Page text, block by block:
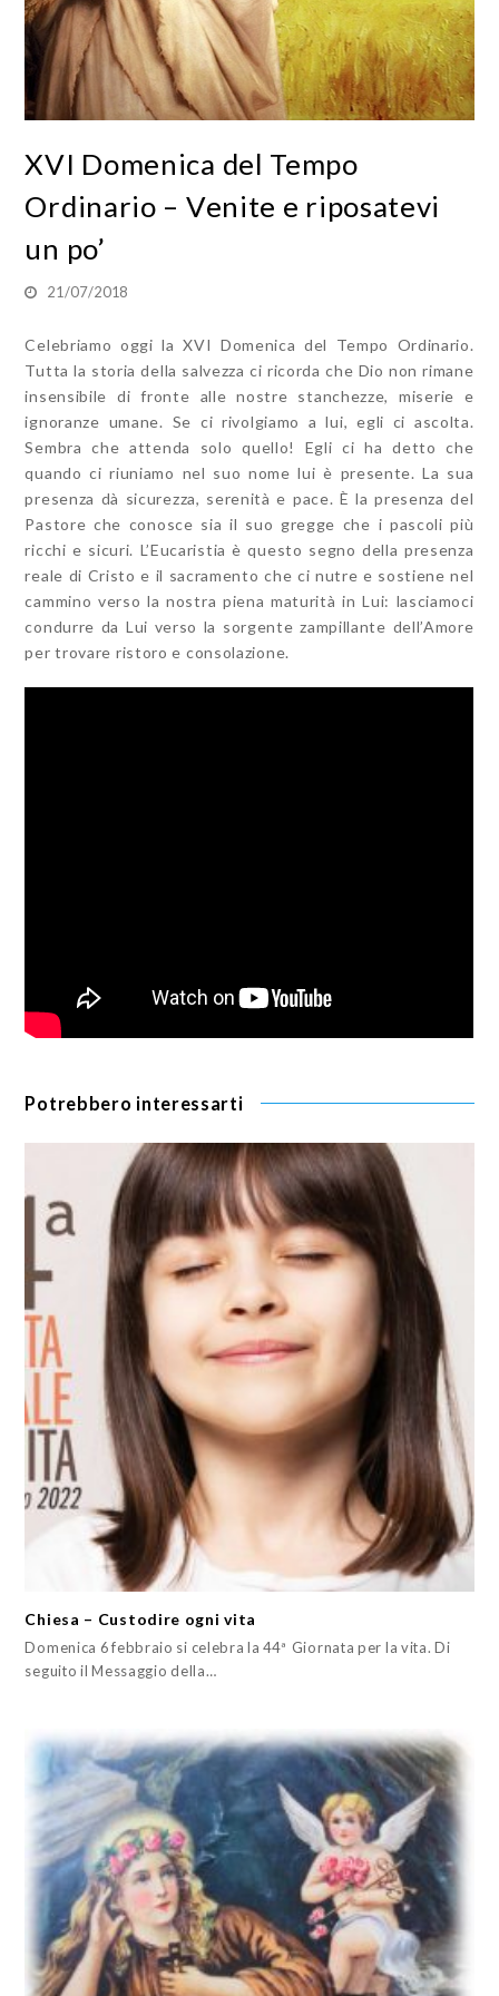
XVI Domenica del Tempo
Ordinario – Venite e riposatevi
un po’
21/07/2018
Celebriamo oggi la XVI Domenica del Tempo Ordinario.
Tutta la storia della salvezza ci ricorda che Dio non rimane
insensibile di fronte alle nostre stanchezze, miserie e
ignoranze umane. Se ci rivolgiamo a lui, egli ci ascolta.
Sembra che attenda solo quello! Egli ci ha detto che
quando ci riuniamo nel suo nome lui è presente. La sua
presenza dà sicurezza, serenità e pace. È la presenza del
Pastore che conosce sia il suo gregge che i pascoli più
ricchi e sicuri. L’Eucaristia è questo segno della presenza
reale di Cristo e il sacramento che ci nutre e sostiene nel
cammino verso la nostra piena maturità in Lui: lasciamoci
condurre da Lui verso la sorgente zampillante dell’Amore
per trovare ristoro e consolazione.
Potrebbero interessarti
Chiesa – Custodire ogni vita
Domenica 6 febbraio si celebra la 44ª Giornata per la vita. Di
seguito il Messaggio della…